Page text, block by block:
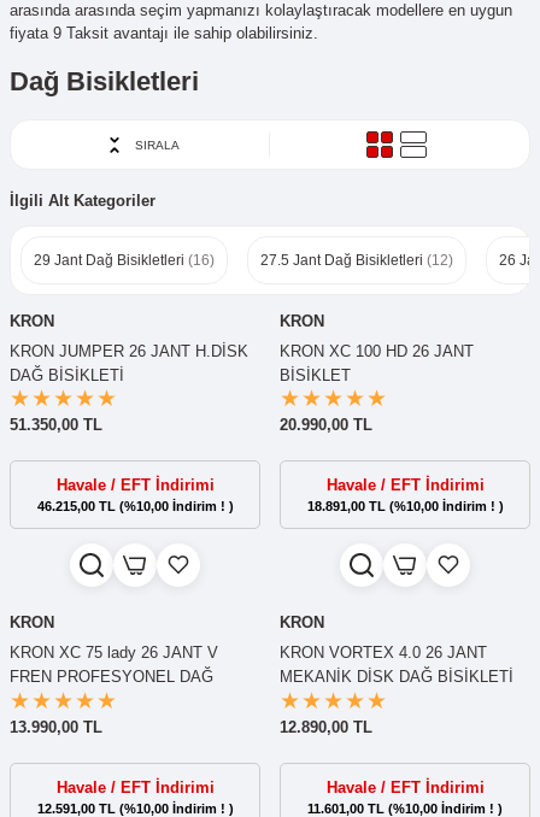
arasında arasında seçim yapmanızı kolaylaştıracak modellere en uygun
fiyata 9 Taksit avantajı ile sahip olabilirsiniz.
Dağ Bisikletleri
SIRALA
İlgili Alt Kategoriler
29 Jant Dağ Bisikletleri (16) 27.5 Jant Dağ Bisikletleri (12) 26
KRON
KRON JUMPER 26 JANT H.DİSK
DAĞ BİSİKLETİ
51.350,00 TL
Havale / EFT İndirimi
46.215,00 TL (%10,00 İndirim ! )
KRON
KRON XC 100 HD 26 JANT
BİSİKLET
20.990,00 TL
Havale / EFT İndirimi
18.891,00 TL (%10,00 İndirim ! )
KRON
KRON XC 75 lady 26 JANT V
FREN PROFESYONEL DAĞ
BİSİKLETİ
13.990,00 TL
Havale / EFT İndirimi
12.591,00 TL (%10,00 İndirim ! )
KRON
KRON VORTEX 4.0 26 JANT
MEKANİK DİSK DAĞ BİSİKLETİ
12.890,00 TL
Havale / EFT İndirimi
11.601,00 TL (%10,00 İndirim ! )